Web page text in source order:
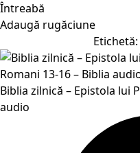
Întreabă
Adaugă rugăciune
Etichetă:
Biblia zilnică – Epistola lui
audio